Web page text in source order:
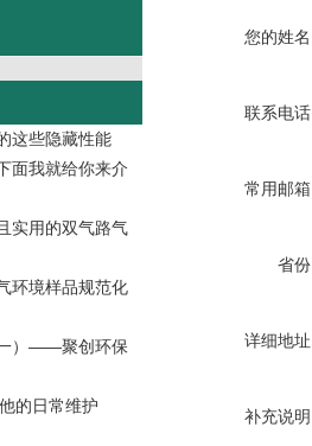
您的姓
联系电
常用邮
省
详细地
补充说
这些隐藏性能
面我就给你来介
实用的双气路气
环境样品规范化
）——聚创环保
的日常维护